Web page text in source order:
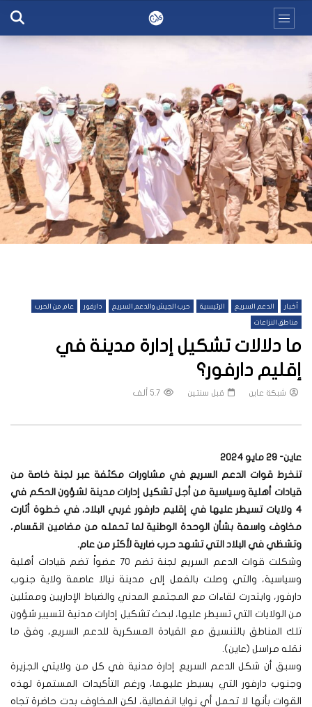
أخبار الدعم السريع الرئيسية حرب الجيش والدعم السريع دارفور عام من الحرب
مناطق النزاعات
ما دلالات تشكيل إدارة مدينة في
إقليم دارفور؟
شبكة عاين قبل سنتين 5.7 ألف
عاين- 29 مايو 2024
تنخرط قوات الدعم السريع في مشاورات مكثفة عبر لجنة خاصة من
قيادات أهلية وسياسية من أجل تشكيل إدارات مدينة لشؤون الحكم في
4 ولايات تسيطر عليها في إقليم دارفور غربي البلاد، في خطوة أثارت
مخاوف واسعة بشأن الوحدة الوطنية لما تحمله من مضامين انقسام،
وتشظي في البلاد التي تشهد حرب ضارية لأكثر من عام.
وشكلت قوات الدعم السريع لجنة تضم 70 عضواً تضم قيادات أهلية
وسياسية، والتي وصلت بالفعل إلى مدينة نيالا عاصمة ولاية جنوب
دارفور، وابتدرت لقاءات مع المجتمع المدني والضباط الإداريين وممثلين
من الولايات التي تسيطر عليها، لبحث تشكيل إدارات مدنية لتسيير شؤون
تلك المناطق بالتنسيق مع القيادة العسكرية للدعم السريع، وفق ما
نقله مراسل (عاين).
وسبق أن شكل الدعم السريع إدارة مدنية في كل من ولايتي الجزيرة
وجنوب دارفور التي يسيطر عليهما، ورغم التأكيدات المستمرة لهذه
القوات بأنها لا تحمل أي نوايا انفصالية، لكن المخاوف بدت حاضرة تجاه